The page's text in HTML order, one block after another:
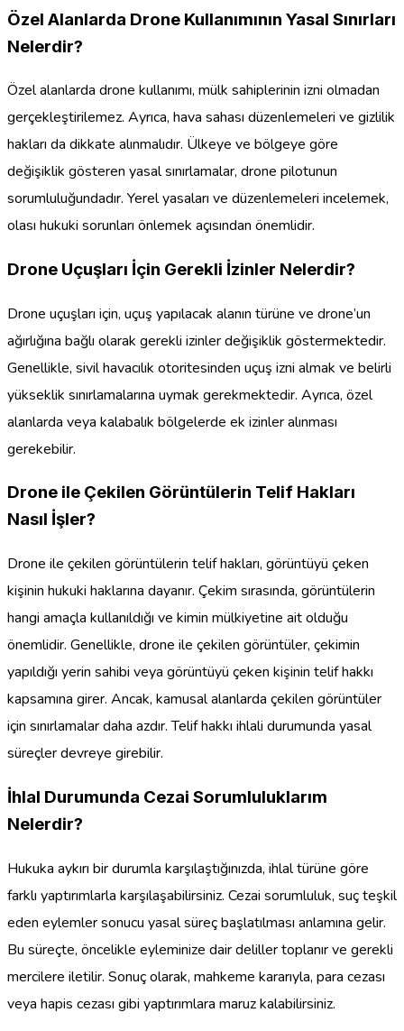
Özel Alanlarda Drone Kullanımının Yasal Sınırları
Nelerdir?
Özel alanlarda drone kullanımı, mülk sahiplerinin izni olmadan
gerçekleştirilemez. Ayrıca, hava sahası düzenlemeleri ve gizlilik
hakları da dikkate alınmalıdır. Ülkeye ve bölgeye göre
değişiklik gösteren yasal sınırlamalar, drone pilotunun
sorumluluğundadır. Yerel yasaları ve düzenlemeleri incelemek,
olası hukuki sorunları önlemek açısından önemlidir.
Drone Uçuşları İçin Gerekli İzinler Nelerdir?
Drone uçuşları için, uçuş yapılacak alanın türüne ve drone’un
ağırlığına bağlı olarak gerekli izinler değişiklik göstermektedir.
Genellikle, sivil havacılık otoritesinden uçuş izni almak ve belirli
yükseklik sınırlamalarına uymak gerekmektedir. Ayrıca, özel
alanlarda veya kalabalık bölgelerde ek izinler alınması
gerekebilir.
Drone ile Çekilen Görüntülerin Telif Hakları
Nasıl İşler?
Drone ile çekilen görüntülerin telif hakları, görüntüyü çeken
kişinin hukuki haklarına dayanır. Çekim sırasında, görüntülerin
hangi amaçla kullanıldığı ve kimin mülkiyetine ait olduğu
önemlidir. Genellikle, drone ile çekilen görüntüler, çekimin
yapıldığı yerin sahibi veya görüntüyü çeken kişinin telif hakkı
kapsamına girer. Ancak, kamusal alanlarda çekilen görüntüler
için sınırlamalar daha azdır. Telif hakkı ihlali durumunda yasal
süreçler devreye girebilir.
İhlal Durumunda Cezai Sorumluluklarım
Nelerdir?
Hukuka aykırı bir durumla karşılaştığınızda, ihlal türüne göre
farklı yaptırımlarla karşılaşabilirsiniz. Cezai sorumluluk, suç teşkil
eden eylemler sonucu yasal süreç başlatılması anlamına gelir.
Bu süreçte, öncelikle eyleminize dair deliller toplanır ve gerekli
mercilere iletilir. Sonuç olarak, mahkeme kararıyla, para cezası
veya hapis cezası gibi yaptırımlara maruz kalabilirsiniz.